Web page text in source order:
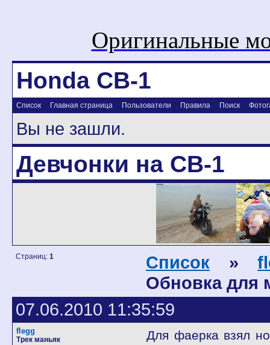
Оригинальные
Honda CB-1
Список Главная страница Пользователи Правила Поиск
Вы не зашли.
Девчонки на CB-1
Страниц: 1 Список »
Обновка для
07.06.2010 11:35:59
flegg
Трек маньяк
Для фаерка взял